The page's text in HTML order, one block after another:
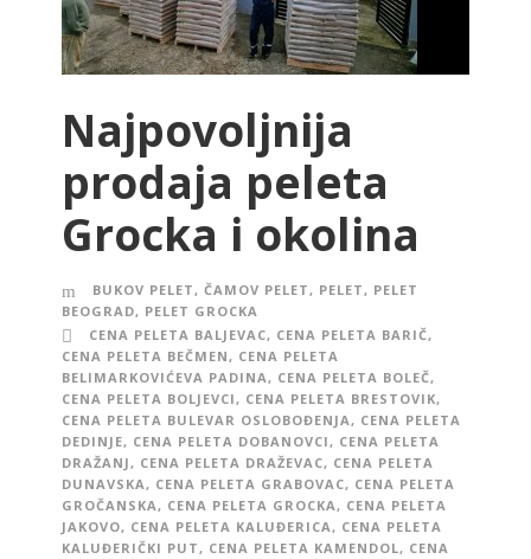
Najpovoljnija
prodaja peleta
Grocka i okolina
BUKOV PELET, ČAMOV PELET, PELET, PELET
BEOGRAD, PELET GROCKA
CENA PELETA BALJEVAC, CENA PELETA BARIČ,
CENA PELETA BEČMEN, CENA PELETA
BELIMARKOVIĆEVA PADINA, CENA PELETA BOLEČ,
CENA PELETA BOLJEVCI, CENA PELETA BRESTOVIK,
CENA PELETA BULEVAR OSLOBOĐENJA, CENA PELETA
DEDINJE, CENA PELETA DOBANOVCI, CENA PELETA
DRAŽANJ, CENA PELETA DRAŽEVAC, CENA PELETA
DUNAVSKA, CENA PELETA GRABOVAC, CENA PELETA
GROČANSKA, CENA PELETA GROCKA, CENA PELETA
JAKOVO, CENA PELETA KALUĐERICA, CENA PELETA
KALUĐERIČKI PUT, CENA PELETA KAMENDOL, CENA